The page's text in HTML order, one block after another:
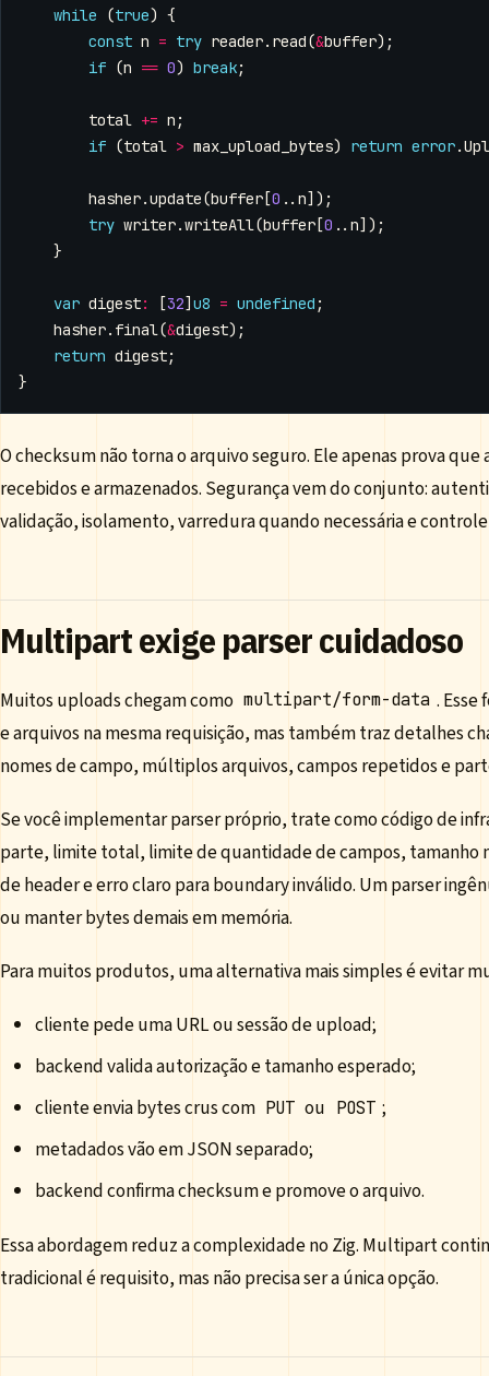
while (true) {
const n = try reader. read(&buffer);
if (n == 0) break;
total += n ;
if (total > max_upload_bytes) return error.
hasher.update(buffer [0 .. n]);
try writer.writeAll(buffer [0 .. n]);
}
var digest: [32] u8 = undefined ;
hasher. final(&digest);
return digest;
}
O checksum não torna o arquivo seguro. Ele apenas prova
recebidos e armazenados. Segurança vem do conjunto:
validação, isolamento, varredura quando necessária e
Multipart exige parser cuidadoso
Muitos uploads chegam como multipart/form-data .
e arquivos na mesma requisição, mas também traz detalhes
nomes de campo, múltiplos arquivos, campos repetidos e
Se você implementar parser próprio, trate como código de
parte, limite total, limite de quantidade de campos, tamanho
de header e erro claro para boundary inválido. Um parser
ou manter bytes demais em memória.
Para muitos produtos, uma alternativa mais simples é evitar
cliente pede uma URL ou sessão de upload;
backend valida autorização e tamanho esperado;
cliente envia bytes crus com PUT ou POST ;
metadados vão em JSON separado;
backend confirma checksum e promove o arquivo.
Essa abordagem reduz a complexidade no Zig. Multipart
tradicional é requisito, mas não precisa ser a única opção.